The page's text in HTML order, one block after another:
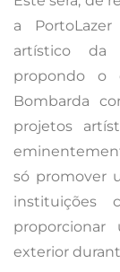
a
artístico da
propondo o
Bombarda
projetos
só promover
instituições
exterior